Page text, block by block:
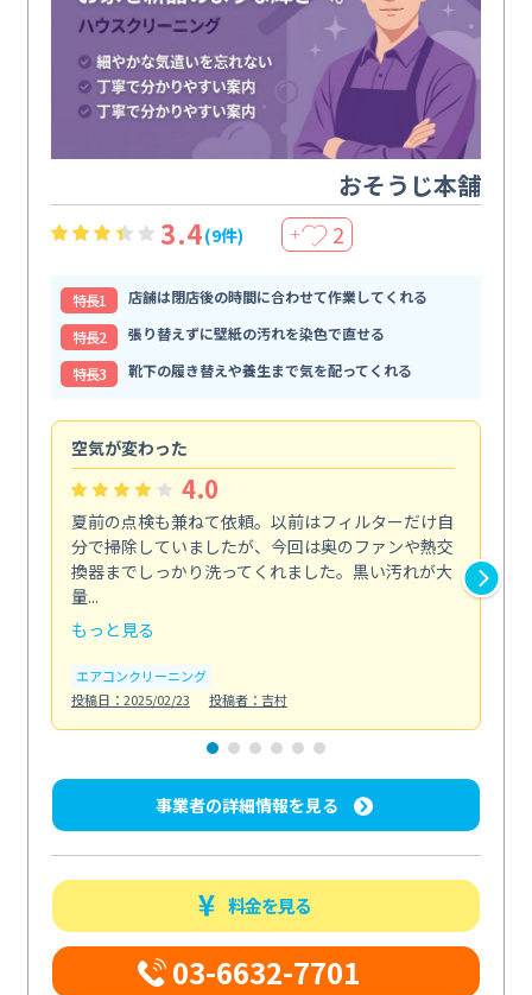
おそうじ本舗
3.4(9件) ＋ 2
特⻑1
店舗は閉店後の時間に合わせて作業してくれる
特⻑2
張り替えずに壁紙の汚れを染色で直せる
特⻑3
靴下の履き替えや養生まで気を配ってくれる
空気が変わった
4.0
夏前の点検も兼ねて依頼。以前はフィルターだけ自
分で掃除していましたが、今回は奥のファンや熱交
換器までしっかり洗ってくれました。黒い汚れが大
量...
もっと見る
エアコンクリーニング
投稿日：2025/02/23
投稿者：吉村
事業者の詳細情報を見る
料金を見る
03-6632-7701